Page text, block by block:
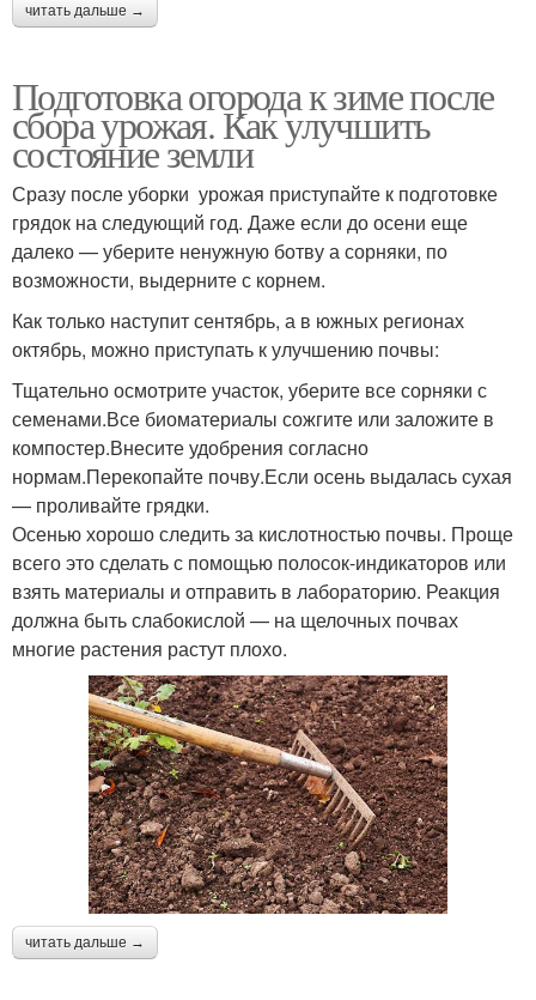
читать дальше →
Подготовка огорода к зиме после
сбора урожая. Как улучшить
состояние земли
Сразу после уборки урожая приступайте к подготовке
грядок на следующий год. Даже если до осени еще
далеко — уберите ненужную ботву а сорняки, по
возможности, выдерните с корнем.
Как только наступит сентябрь, а в южных регионах
октябрь, можно приступать к улучшению почвы:
Тщательно осмотрите участок, уберите все сорняки с
семенами.Все биоматериалы сожгите или заложите в
компостер.Внесите удобрения согласно
нормам.Перекопайте почву.Если осень выдалась сухая
— проливайте грядки.
Осенью хорошо следить за кислотностью почвы. Проще
всего это сделать с помощью полосок-индикаторов или
взять материалы и отправить в лабораторию. Реакция
должна быть слабокислой — на щелочных почвах
многие растения растут плохо.
читать дальше →